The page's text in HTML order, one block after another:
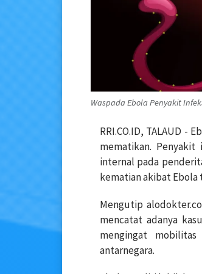
Waspada Ebola Penyakit
RRI.CO.ID, TALAUD -
mematikan.
internal pada
kematian akibat Ebola
Mengutip
mencatat adanya
mengingat
antarnegara.